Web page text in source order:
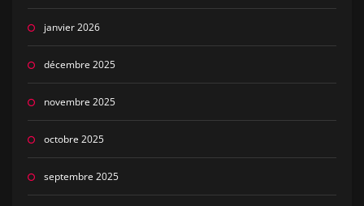
janvier 2026
décembre 2025
novembre 2025
octobre 2025
septembre 2025